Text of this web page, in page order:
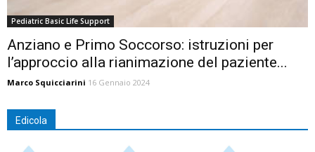
Pediatric Basic Life Support
Anziano e Primo Soccorso: istruzioni per
l’approccio alla rianimazione del paziente...
Marco Squicciarini 16 Gennaio 2024
Edicola